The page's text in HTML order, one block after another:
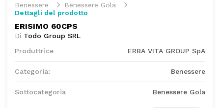
Benessere
Benessere Gola
Dettagli del prodotto
ERISIMO 60CPS
Di Todo Group SRL
Produttrice
ERBA VITA GROUP SpA
Categoria: Benessere
Sottocategoria Benessere Gola